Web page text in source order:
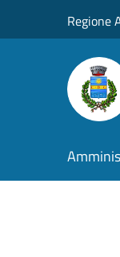
Regione